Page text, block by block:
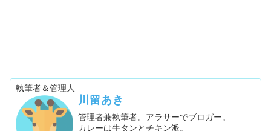
執筆者＆管理人
川留あき
管理者兼執筆者。アラサーでブロガー。
カレーは牛タンとチキン派。